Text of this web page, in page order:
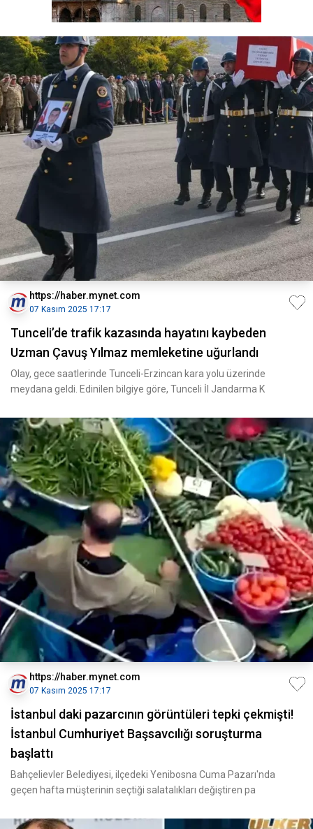
https://haber.mynet.com
07 Kasım 2025 17:17
Tunceli’de trafik kazasında hayatını kaybeden
Uzman Çavuş Yılmaz memleketine uğurlandı
Olay, gece saatlerinde Tunceli-Erzincan kara yolu üzerinde
meydana geldi. Edinilen bilgiye göre, Tunceli İl Jandarma K
https://haber.mynet.com
07 Kasım 2025 17:17
İstanbul daki pazarcının görüntüleri tepki çekmişti!
İstanbul Cumhuriyet Başsavcılığı soruşturma
başlattı
Bahçelievler Belediyesi, ilçedeki Yenibosna Cuma Pazarı'nda
geçen hafta müşterinin seçtiği salatalıkları değiştiren pa